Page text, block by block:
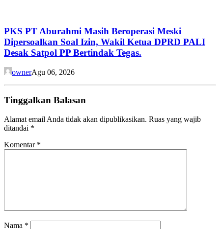
PKS PT Aburahmi Masih Beroperasi Meski
Dipersoalkan Soal Izin, Wakil Ketua DPRD PALI
Desak Satpol PP Bertindak Tegas.
ownerAgu 06, 2026
Tinggalkan Balasan
Alamat email Anda tidak akan dipublikasikan. Ruas yang wajib
ditandai *
Komentar *
Nama *